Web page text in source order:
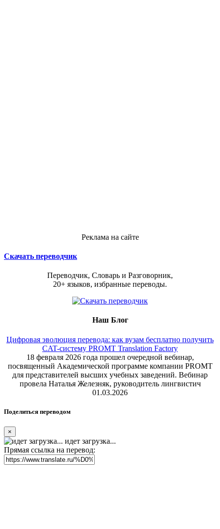
Реклама на сайте
Скачать переводчик
Переводчик, Словарь и Разговорник,
20+ языков, избранные переводы.
Наш Блог
Цифровая эволюция перевода: как вузам бесплатно получить
CAT-систему PROMT Translation Factory
18 февраля 2026 года прошел очередной вебинар,
посвященный Академической программе компании PROMT
для представителей высших учебных заведений. Вебинар
провела Наталья Железняк, руководитель лингвистич
01.03.2026
Поделиться переводом
×
идет загрузка...
Прямая ссылка на перевод: